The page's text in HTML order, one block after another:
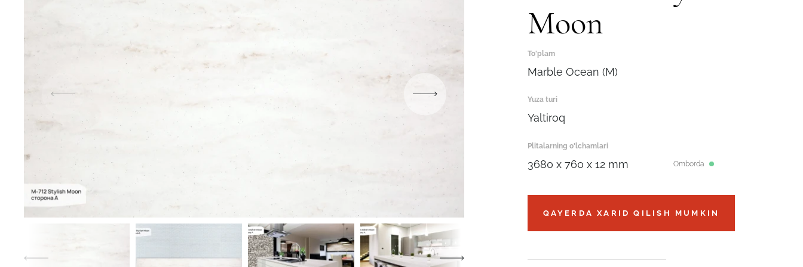
Moon
To'plam
Marble Ocean (M)
Yuza turi
Yaltiroq
Plitalarning o'lchamlari
3680 x 760 x 12 mm Omborda
QAYERDA XARID QILISH MUMKIN
Robot emasligingizni tasdiqlang
Robot emasligingizni tasdiqlang
LOYIHANI YUBORISH